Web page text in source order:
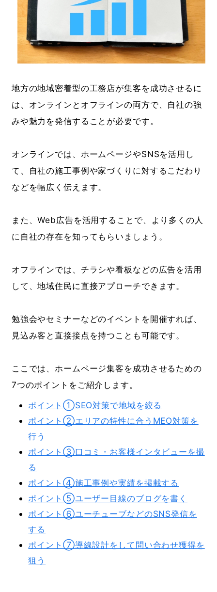
地方の地域密着型の工務店が集客を成功させるに
は、オンラインとオフラインの両方で、自社の強
みや魅力を発信することが必要です。
オンラインでは、ホームページやSNSを活用し
て、自社の施工事例や家づくりに対するこだわり
などを幅広く伝えます。
また、Web広告を活用することで、より多くの人
に自社の存在を知ってもらいましょう。
オフラインでは、チラシや看板などの広告を活用
して、地域住民に直接アプローチできます。
勉強会やセミナーなどのイベントを開催すれば、
見込み客と直接接点を持つことも可能です。
ここでは、ホームページ集客を成功させるための
7つのポイントをご紹介します。
ポイント①SEO対策で地域を絞る
ポイント②エリアの特性に合うMEO対策を
行う
ポイント③口コミ・お客様インタビューを撮
る
ポイント④施工事例や実績を掲載する
ポイント⑤ユーザー目線のブログを書く
ポイント⑥ユーチューブなどのSNS発信を
する
ポイント⑦導線設計をして問い合わせ獲得を
狙う